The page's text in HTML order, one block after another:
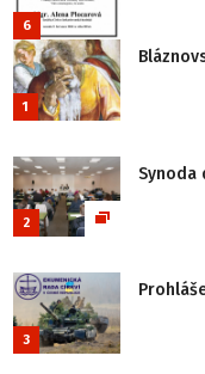
6
1
2
Synoda
3